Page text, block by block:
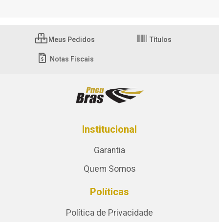
Meus Pedidos Títulos
Notas Fiscais
Institucional
Garantia
Quem Somos
Políticas
Política de Privacidade